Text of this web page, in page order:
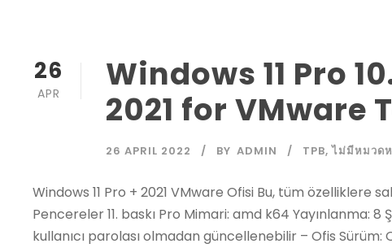
26
APR
Windows 11 Pro
2021 for VMware
26 APRIL 2022 BY ADMIN TPB, ไม่มีหมวด
Windows 11 Pro + 2021 VMware Ofisi Bu, tüm özelliklere
Pencereler 11. baskı Pro Mimari: amd k64 Yayınlanma:
kullanıcı parolası olmadan güncellenebilir – Ofis Sürüm: